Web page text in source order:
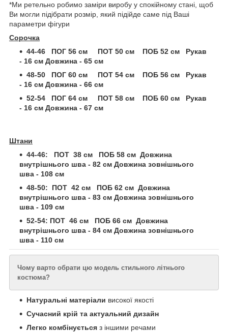
*Ми ретельно робимо заміри виробу у спокійному стані, щоб
Ви могли підібрати розмір, який підійде саме під Ваші
параметри фігури
Сорочка
44-46 ПОГ 56 см ПОТ 50 см ПОБ 52 см Рукав
- 16 см Довжина - 65 см
48-50 ПОГ 60 см ПОТ 54 см ПОБ 56 см Рукав
- 16 см Довжина - 66 см
52-54 ПОГ 64 см ПОТ 58 см ПОБ 60 см Рукав
- 16 см Довжина - 67 см
Штани
44-46: ПОТ 38 см ПОБ 58 см Довжина
внутрішнього шва - 82 см Довжина зовнішнього
шва - 108 см
48-50: ПОТ 42 см ПОБ 62 см Довжина
внутрішнього шва - 83 см Довжина зовнішнього
шва - 109 см
52-54: ПОТ 46 см ПОБ 66 см Довжина
внутрішнього шва - 84 см Довжина зовнішнього
шва - 110 см
Чому варто обрати цю модель стильного літнього
костюма?
Натуральні матеріали високої якості
Сучасний крій та актуальний дизайн
Легко комбінується з іншими речами